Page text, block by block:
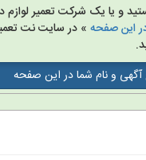
و یا یک شرکت تعمیر لوازم
این صفحه» در سایت نت تعمیر
و نام شما در این صفحه